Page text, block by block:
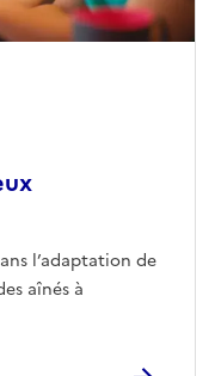
l’adaptation de
aînés à